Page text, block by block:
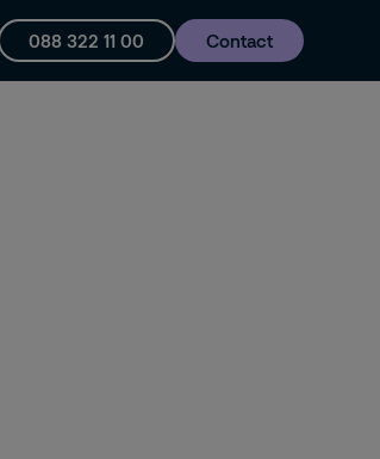
088 322 11 00 Contact
Vacatures